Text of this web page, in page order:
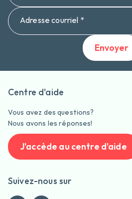
Adresse courriel *
Envoyer
Centre d'aide
Vous avez des questions?
Nous avons les réponses!
J'accède au centre d'aide
Suivez-nous sur